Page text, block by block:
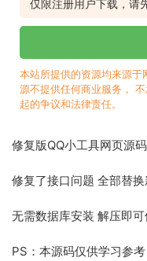
仅限注册用户下载，请
本站所提供的资源均来源于
源不提供任何商业服务，
起的争议和法律责任。
修复版QQ小工具网页源码
修复了接口问题 全部替
无需数据库安装 解压即
PS：本源码仅供学习参